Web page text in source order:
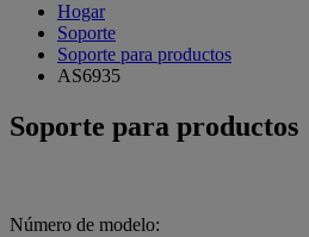
Hogar
Soporte
Soporte para productos
AS6935
Soporte para productos
Número de modelo: